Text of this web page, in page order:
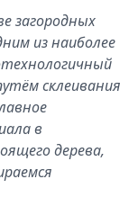
загородных
из наиболее
склеивания
в
дерева,